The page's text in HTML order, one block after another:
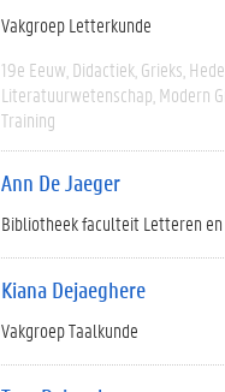
Vakgroep Letterkunde
19e Eeuw Didactiek Grieks
Literatuurwetenschap Modern
Training
Ann De Jaeger
Bibliotheek faculteit Letteren
Kiana Dejaeghere
Vakgroep Taalkunde